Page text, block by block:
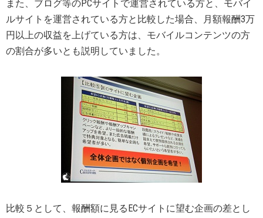
また、ブログ等のPCサイトで運営されている方と、モバイ
ルサイトを運営されている方と比較した場合、月額報酬3万
円以上の収益を上げている方は、モバイルコンテンツの方
の割合が多いとも説明していました。
比較５として、報酬額に見るECサイトに望む企画の差とし